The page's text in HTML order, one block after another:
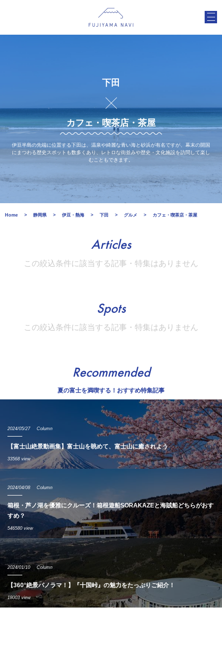
下田
カフェ・喫茶店・茶屋
伊豆半島の先端に位置する下田は、温泉や綺麗な青い海と砂浜が有名ですが、幕末の開国
にまつわる歴史スポットも数多くあり、レトロな街並みや歴史・文化施設を訪問して楽し
むこともできます。
Home 静岡県 伊豆・熱海 下田 グルメ カフェ・喫茶店・茶屋
Articles
この絞込条件に該当する記事・特集はありません
Spots
この絞込条件に該当する記事・特集はありません
Recommended
夏の富士を満喫する！おすすめ特集記事
2024/05/27 Column
【富士山絶景動画集】富士山を眺めて、富士山に癒されよう
33568 view
2024/04/08 Column
箱根・芦ノ湖を優雅にクルーズ！箱根遊船SORAKAZEと海賊船どちらがおす
すめ？
546580 view
2024/01/10 Column
【360°絶景パノラマ！】『十国峠』の魅力をたっぷりご紹介！
18003 view